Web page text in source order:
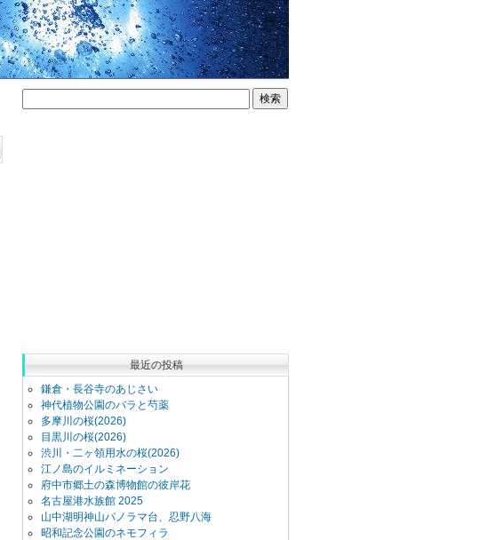
最近の投稿
鎌倉・長谷寺のあじさい
神代植物公園のバラと芍薬
多摩川の桜(2026)
目黒川の桜(2026)
渋川・二ヶ領用水の桜(2026)
江ノ島のイルミネーション
府中市郷土の森博物館の彼岸花
名古屋港水族館 2025
山中湖明神山パノラマ台、忍野八海
昭和記念公園のネモフィラ